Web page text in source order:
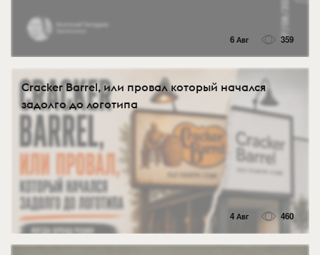
6 Авг 359
Cracker Barrel, или провал который начался
задолго до логотипа
4 Авг 460